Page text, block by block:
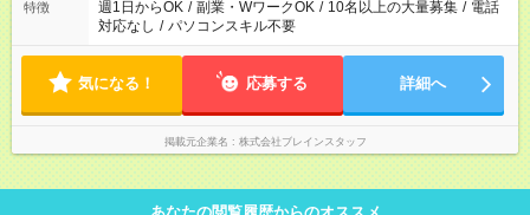
特徴 週1日からOK / 副業・WワークOK / 10名以上の大量募集 / 電話
対応なし / パソコンスキル不要
気になる！ 応募する 詳細へ
掲載元企業名 株式会社ブレインスタッフ